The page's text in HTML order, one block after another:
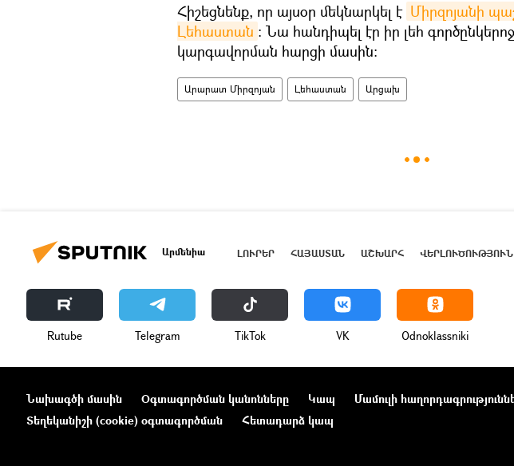
Հիշեցնենք, որ այսօր մեկնարկել է Միրզոյանի
Լեհաստան ։ Նա հանդիպել էր իր լեհ
կարգավորման հարցի մասին։
Արարատ Միրզոյան Լեհաստան Արցախ
Արմենիա ԼՈՒՐԵՐ ՀԱՅԱՍՏԱՆ ԱՇԽԱՐՀ ՎԵՐԼՈՒԾՈՒԹՅՈՒՆ
Rutube Telegram ТikТоk VK Odnoklassniki
Նախագծի մասին Օգտագործման կանոնները Կապ Մամուլի
Տեղեկանիշի (cookie) օգտագործման
Հետադարձ կապ